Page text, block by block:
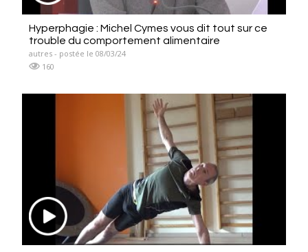
Hyperphagie : Michel Cymes vous dit tout sur ce
trouble du comportement alimentaire
autres - postée le 08/03/24
160